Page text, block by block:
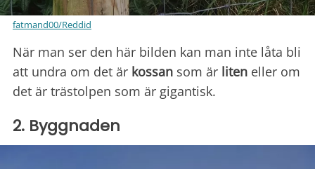
fatmand00/Reddid
När man ser den här bilden kan man inte låta bli
att undra om det är kossan som är liten eller om
det är trästolpen som är gigantisk.
2. Byggnaden